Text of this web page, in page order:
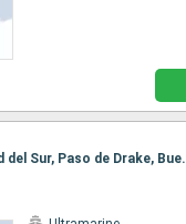
Itinerario : Buenos Aires,